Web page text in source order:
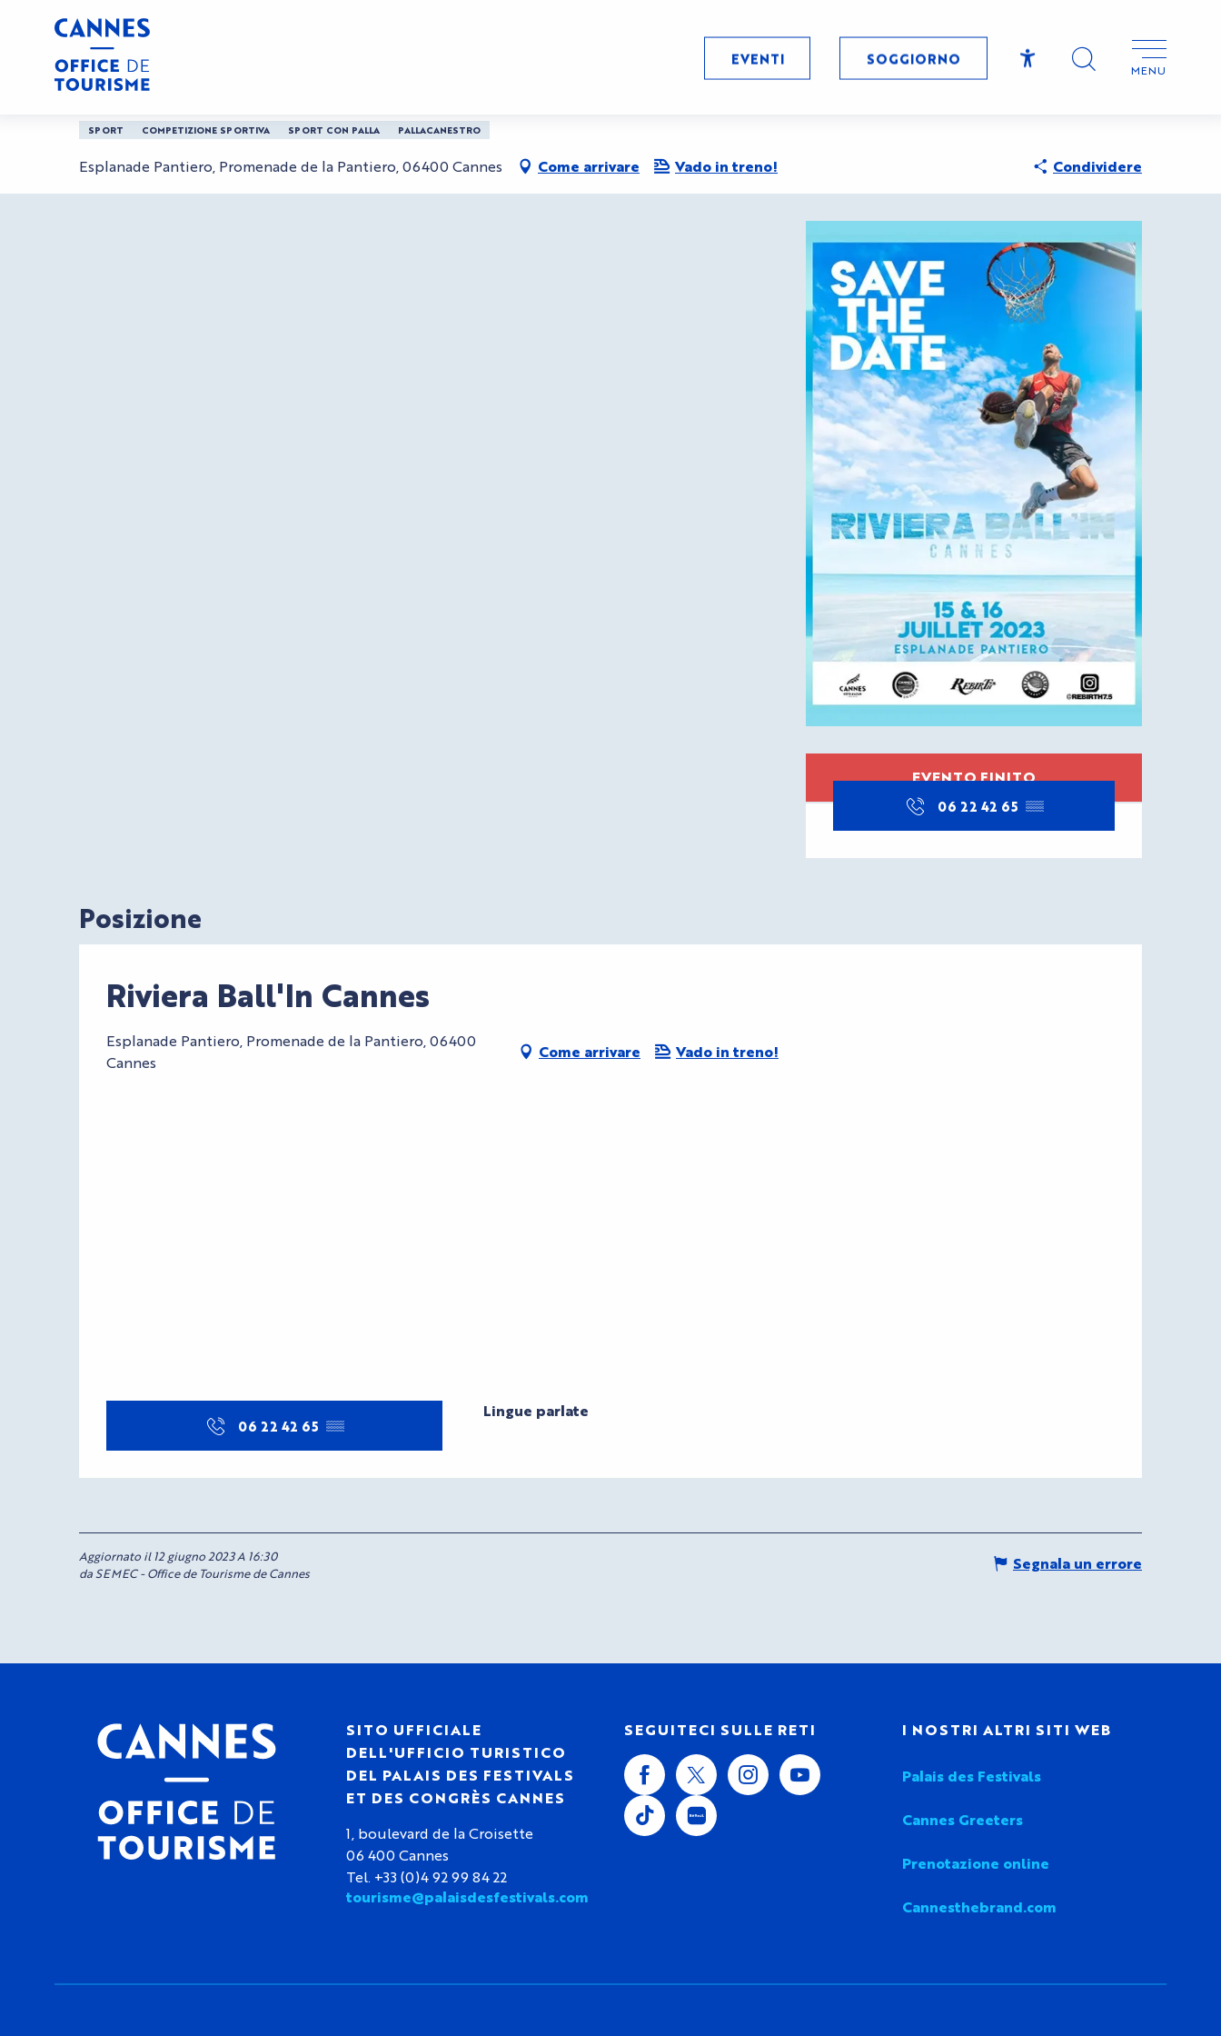
principal
EVENTI SOGGIORNO
AccessibilitéMENU
Casa Riviera Ball'In Cannes
Riviera Ball'In Cannes
SPORT COMPETIZIONE SPORTIVA SPORT CON PALLA PALLACANESTRO
Esplanade Pantiero, Promenade de la Pantiero, 06400 Cannes Come arrivare Vado in treno! Condividere
Orari e contatti
EVENTO FINITO
06 22 42 65 ▒▒
Posizione
Riviera Ball'In Cannes
Esplanade Pantiero, Promenade de la Pantiero, 06400
Cannes
Come arrivare Vado in treno!
06 22 42 65 ▒▒
Lingue parlate
Lingue parlate
Aggiornato il 12 giugno 2023 A 16:30
da SEMEC - Office de Tourisme de Cannes
Segnala un errore
SITO UFFICIALE
DELL'UFFICIO TURISTICO
DEL PALAIS DES FESTIVALS
ET DES CONGRÈS CANNES
1, boulevard de la Croisette
06 400 Cannes
Tel. +33 (0)4 92 99 84 22
tourisme@palaisdesfestivals.com
SEGUITECI SULLE RETI I NOSTRI ALTRI SITI WEB
Palais des Festivals
Cannes Greeters
Prenotazione online
Cannesthebrand.com